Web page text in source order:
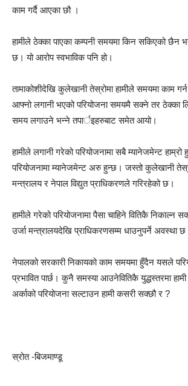
काम गर्दै आएका छौ ।
हामीले ठेक्का पाएका कम्पनी समयमा किन सकिएको छैन
छ। यो आरोप स्वभाविक पनि हो।
तामाकोशीदेखि कुलेखानी तेस्रोमा हामीले समयमा काम
आफ्नो लगानी भएको परियोजना समयमै सक्ने तर ठेक्का
समय लगाउने भन्ने तपार्इहरुबाट समेत आयो।
हामीले लगानी गरेको परियोजनामा सबै म्यानेजमेन्ट हाम्रो
परियोजनामा म्यानेजमेन्ट अरु हुन्छ। जस्तो कुलेखानी
मन्त्रालय र नेपाल विद्युत प्राधिकरणले गरिरहेको छ।
हामीले गरेको परियोजनामा पैसा चाहिने वितिकै निकाल्न
उर्जा मन्त्रालयदेखि प्राधिकरणसम्म धाउनुपर्ने अवस्था
नेपालको सरकारी निकायको काम समयमा हुँदैन यसले
प्रभावित पार्छ। कुनै समस्या आउनेवितिकै युद्धस्तरमा
अर्काको परियोजना सल्टाउन हामी कसरी सक्छौ र ?
स्रोत -बिजमाण्डू